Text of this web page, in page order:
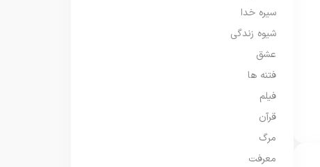
سیره خدا
شیوه زندگی
عشق
فتنه ها
فیلم
قرآن
مرگ
معرفت